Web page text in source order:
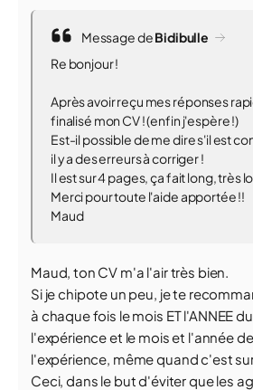
Message deBidibulle
Re bonjour !
Après avoir reçu mes réponses
finalisé mon CV ! (enfin j'espère !)
Est-il possible de me dire s'il est
il y a des erreurs à corriger !
Il est sur 4 pages, ça fait long, très
Merci pour toute l'aide apportée !!
Maud
Maud, ton CV m'a l'air très bien.
Si je chipote un peu, je te
à chaque fois le mois ET l'ANNEE
l'expérience et le mois et l'année
l'expérience, même quand c'est
Ceci, dans le but d'éviter que les